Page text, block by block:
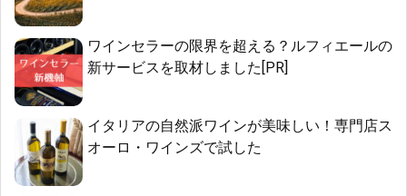
ワインセラーの限界を超える？ルフィエールの
新サービスを取材しました[PR]
イタリアの自然派ワインが美味しい！専門店ス
オーロ・ワインズで試した